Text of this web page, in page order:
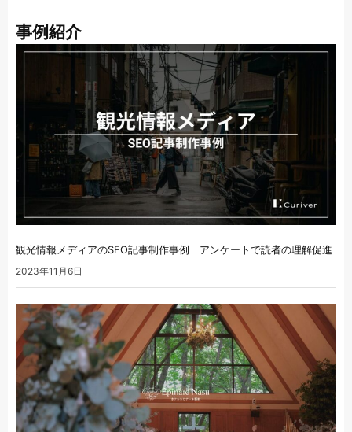
事例紹介
観光情報メディアのSEO記事制作事例 アンケートで読者の理解促進
2023年11月6日